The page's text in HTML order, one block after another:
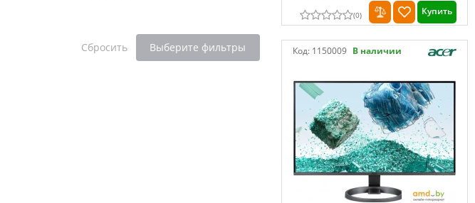
Сбросить Выберите фильтры
(0) Купить
Код: 1150009 В наличии